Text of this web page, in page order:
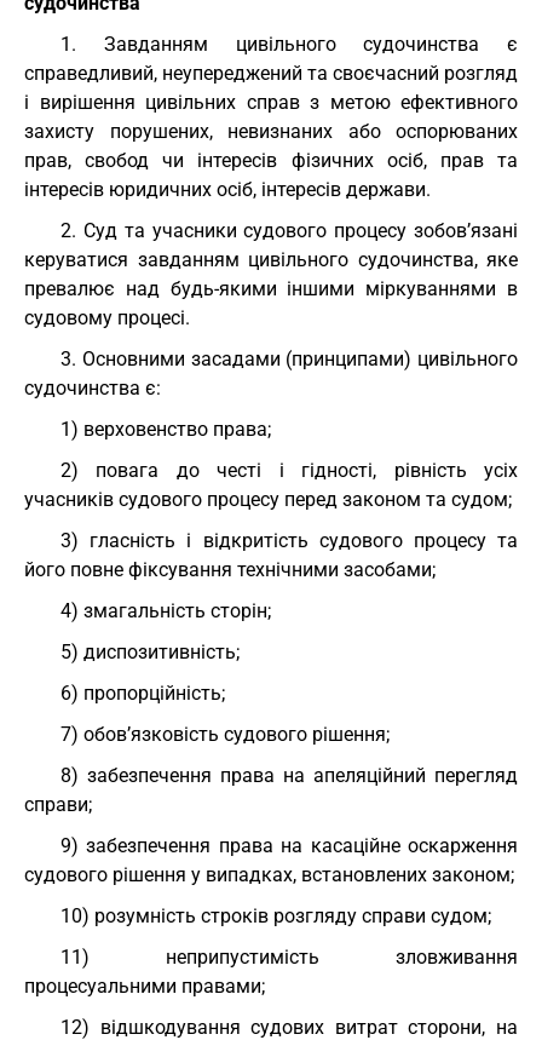
1. Завданням цивільного судочинства є
справедливий, неупереджений та своєчасний розгляд
і вирішення цивільних справ з метою ефективного
захисту порушених, невизнаних або оспорюваних
прав, свобод чи інтересів фізичних осіб, прав та
інтересів юридичних осіб, інтересів держави.
2. Суд та учасники судового процесу зобов’язані
керуватися завданням цивільного судочинства, яке
превалює над будь-якими іншими міркуваннями в
судовому процесі.
3. Основними засадами (принципами) цивільного
судочинства є:
1) верховенство права;
2) повага до честі і гідності, рівність усіх
учасників судового процесу перед законом та судом;
3) гласність і відкритість судового процесу та
його повне фіксування технічними засобами;
4) змагальність сторін;
5) диспозитивність;
6) пропорційність;
7) обов’язковість судового рішення;
8) забезпечення права на апеляційний перегляд
справи;
9) забезпечення права на касаційне оскарження
судового рішення у випадках, встановлених законом;
10) розумність строків розгляду справи судом;
11) неприпустимість зловживання
процесуальними правами;
12) відшкодування судових витрат сторони, на